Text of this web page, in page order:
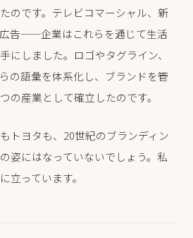
のです。テレビコマーシャル、新
告——企業はこれらを通じて生活
にしました。ロゴやタグライン、
の語彙を体系化し、ブランドを管
の産業として確立したのです。
トヨタも、20世紀のブランディン
姿にはなっていないでしょう。私
立っています。